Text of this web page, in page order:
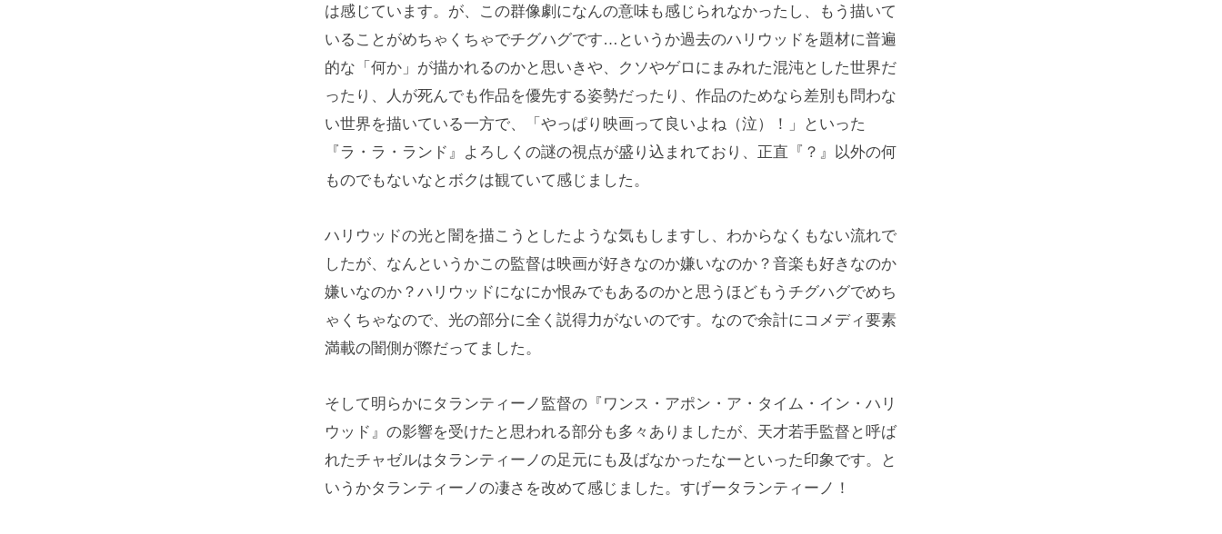
は感じています。が、この群像劇になんの意味も感じられなかったし、もう描いて
いることがめちゃくちゃでチグハグです…というか過去のハリウッドを題材に普遍
的な「何か」が描かれるのかと思いきや、クソやゲロにまみれた混沌とした世界だ
ったり、人が死んでも作品を優先する姿勢だったり、作品のためなら差別も問わな
い世界を描いている一方で、「やっぱり映画って良いよね（泣）！」といった
『ラ・ラ・ランド』よろしくの謎の視点が盛り込まれており、正直『？』以外の何
ものでもないなとボクは観ていて感じました。
ハリウッドの光と闇を描こうとしたような気もしますし、わからなくもない流れで
したが、なんというかこの監督は映画が好きなのか嫌いなのか？音楽も好きなのか
嫌いなのか？ハリウッドになにか恨みでもあるのかと思うほどもうチグハグでめち
ゃくちゃなので、光の部分に全く説得力がないのです。なので余計にコメディ要素
満載の闇側が際だってました。
そして明らかにタランティーノ監督の『ワンス・アポン・ア・タイム・イン・ハリ
ウッド』の影響を受けたと思われる部分も多々ありましたが、天才若手監督と呼ば
れたチャゼルはタランティーノの足元にも及ばなかったなーといった印象です。と
いうかタランティーノの凄さを改めて感じました。すげータランティーノ！